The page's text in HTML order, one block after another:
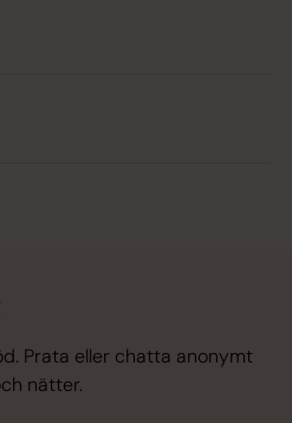
Prata eller chatta anonymt
nätter.